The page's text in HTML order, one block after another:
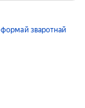
формай зваротнай